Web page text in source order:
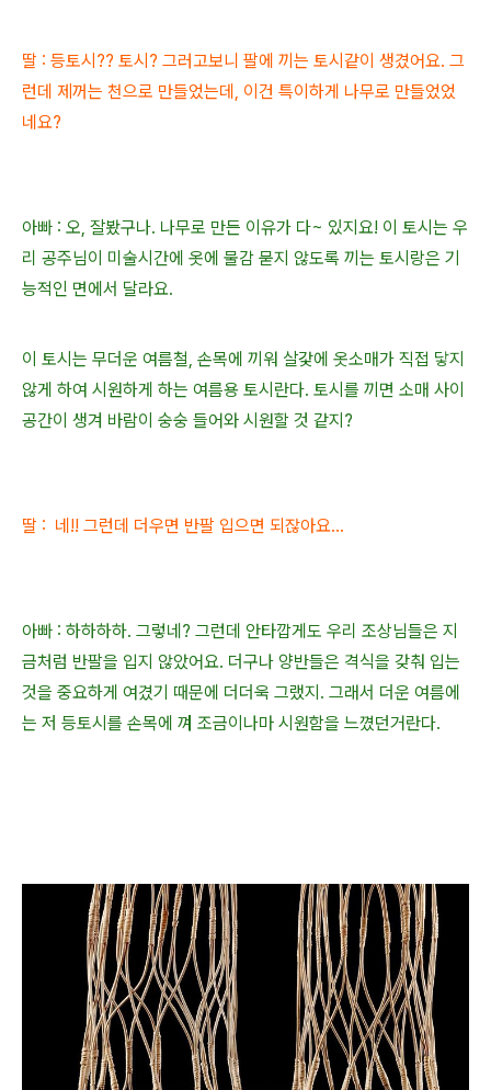
딸 : 등토시?? 토시? 그러고보니 팔에 끼는 토시같이 생겼어요. 그
런데 제꺼는 천으로 만들었는데 , 이건 특이하게 나무로 만들었었
네요?
아빠 : 오, 잘봤구나. 나무로 만든 이유가 다~ 있지요! 이 토시는 우
리 공주님이 미술시간에 옷에 물감 묻지 않도록 끼는 토시랑은 기
능적인 면에서 달라요.
이 토시는 무더운 여름철, 손목에 끼워 살갗에 옷소매가 직접 닿지
않게 하여 시원하게 하는 여름용 토시란다. 토시를 끼면 소매 사이
공간이 생겨 바람이 숭숭 들어와 시원할 것 같지?
딸 : 네!! 그런데 더우면 반팔 입으면 되잖아요...
아빠 : 하하하하. 그렇네? 그런데 안타깝게도 우리 조상님들은 지
금처럼 반팔을 입지 않았어요. 더구나 양반들은 격식을 갖춰 입는
것을 중요하게 여겼기 때문에 더더욱 그랬지. 그래서 더운 여름에
는 저 등토시를 손목에 껴 조금이나마 시원함을 느꼈던거란다.